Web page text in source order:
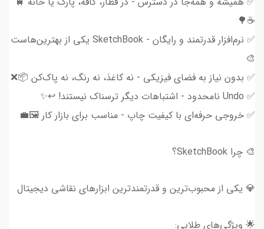
☕🌳
✅ نرم‌افزار قدرتمند و رایگان - SketchBook یکی از بهترین‌هاست
🎨
✅ بدون نیاز به فضای فیزیکی - نه کاغذ، نه رنگ، نه پاک‌کن 📦❌
✅ Undo نامحدود - اشتباهات دیگر ترسناک نیستند! ↩️✨
✅ خروجی حرفه‌ای با کیفیت چاپ - مناسب برای بازار کار 🖼️💼
🎨 چرا SketchBook؟
💎 یکی از محبوب‌ترین و قدرتمندترین ابزارهای نقاشی دیجیتال
🌟 ویژگی‌های طلایی: